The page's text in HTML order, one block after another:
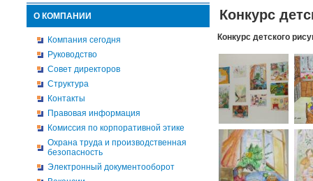
О КОМПАНИИ
Компания сегодня
Руководство
Совет директоров
Структура
Контакты
Правовая информация
Комиссия по корпоративной этике
Охрана труда и производственная
безопасность
Электронный документооборот
Конкурс
Конкурс детского